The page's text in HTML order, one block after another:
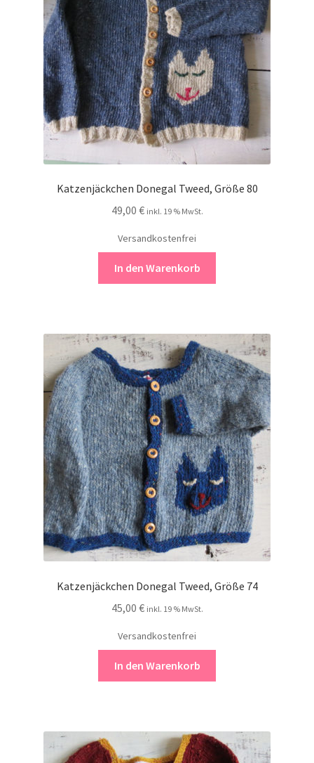
Kontakt
Katzenjäckchen Donegal Tweed, Größe 80
49,00 € inkl. 19 % MwSt.
Versandkostenfrei
In den Warenkorb
Katzenjäckchen Donegal Tweed, Größe 74
45,00 € inkl. 19 % MwSt.
Versandkostenfrei
In den Warenkorb